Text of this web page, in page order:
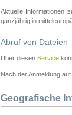
Aktuelle Informationen
ganzjährig in
Abruf von Dateien
Über diesen Service
Nach der Anmeldung
Geografische